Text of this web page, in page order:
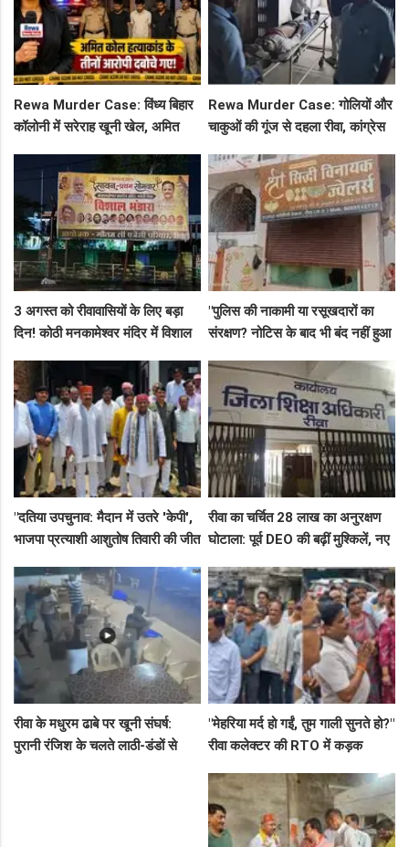
Rewa Murder Case: विंध्य बिहार
कॉलोनी में सरेराह खूनी खेल, अमित
Rewa Murder Case: गोलियों और
चाकुओं की गूंज से दहला रीवा, कांग्रेस
गिरफ्तार!
3 अगस्त को रीवावासियों के लिए बड़ा
दिन! कोठी मनकामेश्वर मंदिर में विशाल
"पुलिस की नाकामी या रसूखदारों का
संरक्षण? नोटिस के बाद भी बंद नहीं हुआ
शॉप लुट गई!"
"दतिया उपचुनाव: मैदान में उतरे 'केपी',
भाजपा प्रत्याशी आशुतोष तिवारी की जीत
जारी!"
रीवा का चर्चित 28 लाख का अनुरक्षण
घोटाला: पूर्व DEO की बढ़ीं मुश्किलें, नए
रीवा के मधुरम ढाबे पर खूनी संघर्ष:
पुरानी रंजिश के चलते लाठी-डंडों से
"मेहरिया मर्द हो गईं, तुम गाली सुनते हो?"
रीवा कलेक्टर की RTO में कड़क